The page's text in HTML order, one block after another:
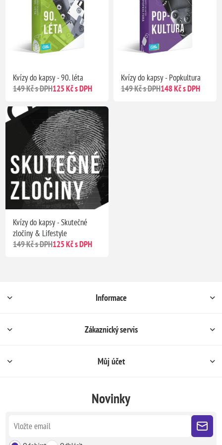
Kvízy do kapsy - 90. léta
149 Kč s DPH125 Kč s DPH
Kvízy do kapsy - Popkultura
149 Kč s DPH148 Kč s DPH
Kvízy do kapsy - Skutečné
zločiny & Lifestyle
149 Kč s DPH125 Kč s DPH
Informace
Zákaznický servis
Můj účet
Novinky